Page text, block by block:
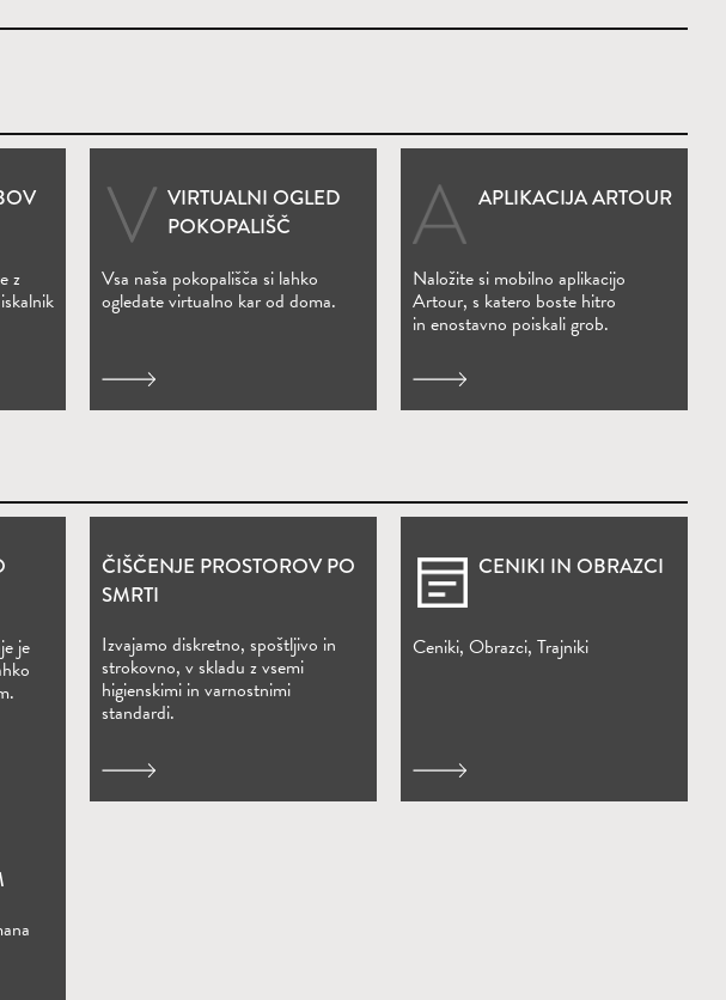
z
VIRTUALNI OGLED
POKOPALIŠČ
Vsa naša pokopališča si lahko
ogledate virtualno kar od doma.
APLIKACIJA ARTOUR
Naložite si mobilno aplikacijo
Artour, s katero boste hitro
in enostavno poiskali grob.
(Odpre se v novem oknu)
je
ČIŠČENJE PROSTOROV PO
SMRTI
Izvajamo diskretno, spoštljivo in
strokovno, v skladu z vsemi
higienskimi in varnostnimi
standardi.
CENIKI IN OBRAZCI
Ceniki, Obrazci, Trajniki